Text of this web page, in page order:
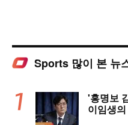
Sports 많이 본 뉴
'홍명보
이임생